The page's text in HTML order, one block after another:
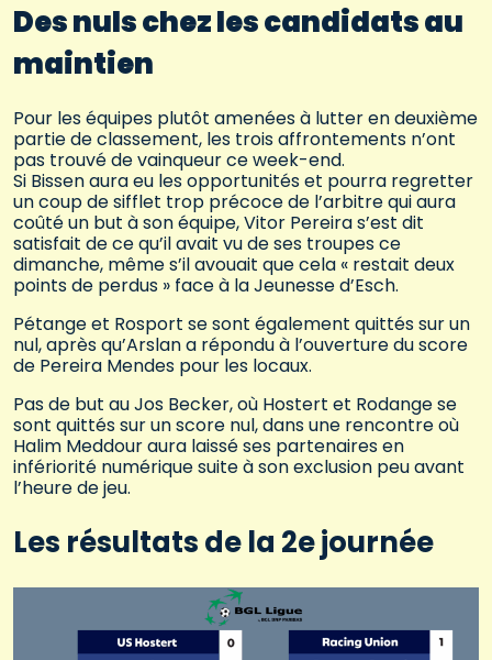
Des nuls chez les candidats au
maintien
Pour les équipes plutôt amenées à lutter en deuxième
partie de classement, les trois affrontements n’ont
pas trouvé de vainqueur ce week-end.
Si Bissen aura eu les opportunités et pourra regretter
un coup de sifflet trop précoce de l’arbitre qui aura
coûté un but à son équipe, Vitor Pereira s’est dit
satisfait de ce qu’il avait vu de ses troupes ce
dimanche, même s’il avouait que cela « restait deux
points de perdus » face à la Jeunesse d’Esch.
Pétange et Rosport se sont également quittés sur un
nul, après qu’Arslan a répondu à l’ouverture du score
de Pereira Mendes pour les locaux.
Pas de but au Jos Becker, où Hostert et Rodange se
sont quittés sur un score nul, dans une rencontre où
Halim Meddour aura laissé ses partenaires en
infériorité numérique suite à son exclusion peu avant
l’heure de jeu.
Les résultats de la 2e journée